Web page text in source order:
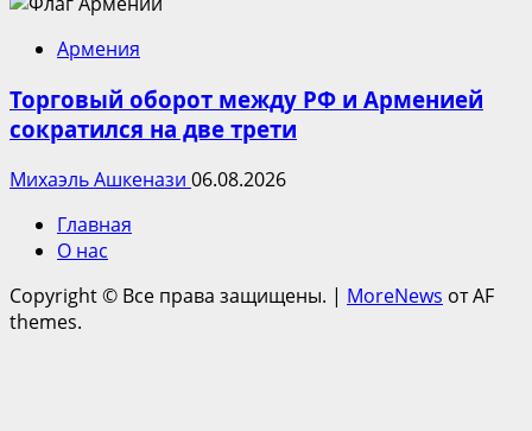
Армения
Торговый оборот между РФ и Арменией
сократился на две трети
Михаэль Ашкенази 06.08.2026
Главная
О нас
Copyright © Все права защищены. | MoreNews от AF
themes.